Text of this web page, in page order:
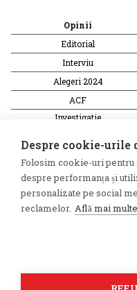
Opinii
Editorial
Interviu
Alegeri 2024
ACF
Investigatie
Monitor media
Revista presei fake
Presa rusă independentă
Despre cookie-urile
Folosim cookie-uri
despre performanța și
personalizate pe social
reclamelor. Află mai multe